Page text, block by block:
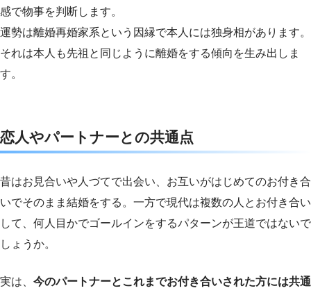
感で物事を判断します。
運勢は離婚再婚家系という因縁で本人には独身相があります。
それは本人も先祖と同じように離婚をする傾向を生み出しま
す。
恋人やパートナーとの共通点
昔はお見合いや人づてで出会い、お互いがはじめてのお付き合
いでそのまま結婚をする。一方で現代は複数の人とお付き合い
して、何人目かでゴールインをするパターンが王道ではないで
しょうか。
実は、 今のパートナーとこれまでお付き合いされた方には共通